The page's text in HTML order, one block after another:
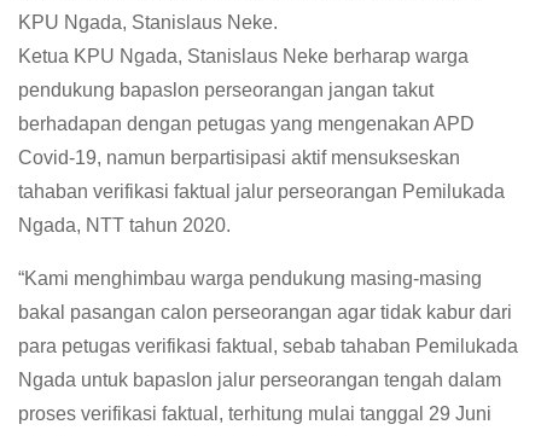
KPU Ngada, Stanislaus Neke.
Ketua KPU Ngada, Stanislaus Neke berharap warga
pendukung bapaslon perseorangan jangan takut
berhadapan dengan petugas yang mengenakan APD
Covid-19, namun berpartisipasi aktif mensukseskan
tahaban verifikasi faktual jalur perseorangan Pemilukada
Ngada, NTT tahun 2020.
“Kami menghimbau warga pendukung masing-masing
bakal pasangan calon perseorangan agar tidak kabur dari
para petugas verifikasi faktual, sebab tahaban Pemilukada
Ngada untuk bapaslon jalur perseorangan tengah dalam
proses verifikasi faktual, terhitung mulai tanggal 29 Juni